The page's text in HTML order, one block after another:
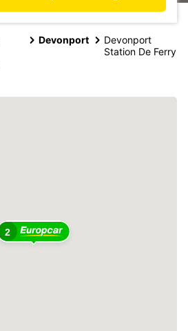
Devonport
Devonport
Station De Ferry
2